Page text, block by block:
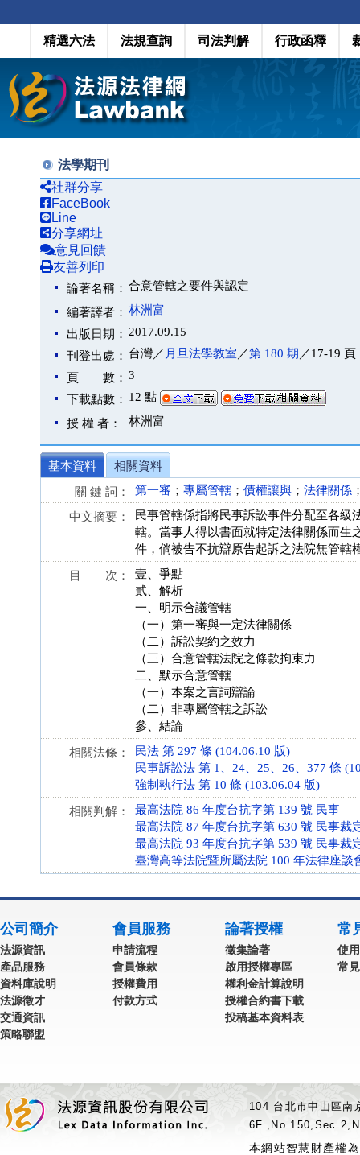
精選六法 法規查詢 司法判解 行政函釋
法學期刊
社群分享
FaceBook
Line
分享網址
意見回饋
友善列印
論著名稱： 合意管轄之要件與認定
編著譯者： 林洲富
出版日期： 2017.09.15
刊登出處： 台灣／ 月旦法學教室 ／第 180 期 ／17-19 頁
頁 數： 3
下載點數： 12 點
授 權 者： 林洲富
基本資料
相關資料
關 鍵 詞：
第一審 ； 專屬管轄 ； 債權讓與 ； 法律關係
中文摘要：
民事管轄係指將民事訴訟事件分配至各
轄。當事人得以書面就特定法律關係而生
件，倘被告不抗辯原告起訴之法院無管轄
目 次：
壹、爭點
貳、解析
一、明示合議管轄
（一）第一審與一定法律關係
（二）訴訟契約之效力
（三）合意管轄法院之條款拘束力
二、默示合意管轄
（一）本案之言詞辯論
（二）非專屬管轄之訴訟
參、結論
相關法條：
民法 第 297 條 (104.06.10 版)
民事訴訟法 第 1、24、25、26、377 條
強制執行法 第 10 條 (103.06.04 版)
相關判解：
最高法院 86 年度台抗字第 139 號 民事
最高法院 87 年度台抗字第 630 號 民事裁
最高法院 93 年度台抗字第 539 號 民事裁
臺灣高等法院暨所屬法院 100 年法律座談
公司簡介
法源資訊
產品服務
資料庫說明
法源徵才
交通資訊
策略聯盟
會員服務
申請流程
會員條款
授權費用
付款方式
論著授權
徵集論著
啟用授權專區
權利金計算說明
授權合約書下載
投稿基本資料表
常
使
常
104 台北市中山區
本網站智慧財產權